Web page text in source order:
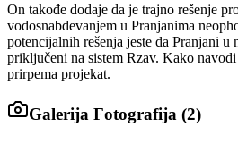
On takođe dodaje da je trajno rešenje
vodosnabdevanjem u Pranjanima
potencijalnih rešenja jeste da Pranjani u
priključeni na sistem Rzav. Kako
prirpema projekat.
Galerija Fotografija (2)